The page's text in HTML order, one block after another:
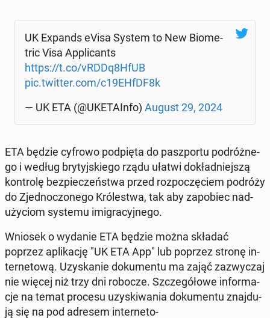
UK Expands eVisa System to New Bio­me­
tric Visa Ap­pli­cants
https://t.co/vRDDq8HfUB
pic.twitter.com/c19EHfDF8k
— UK ETA (@UKE­TA­In­fo) August 29, 2024
ETA będzie cyfrowo pod­pię­ta do pasz­por­tu po­dróż­ne­
go i według bry­tyj­skie­go rządu ułatwi do­kład­niej­szą
kon­tro­lę bez­pie­czeń­stwa przed roz­po­czę­ciem podróży
do Zjed­no­czo­ne­go Kró­le­stwa, tak aby za­po­biec nad­
uży­ciom systemu imi­gra­cyj­ne­go.
Wniosek o wydanie ETA będzie można składać
poprzez apli­ka­cję "UK ETA App" lub poprzez stronę in­
ter­ne­to­wą. Uzy­ska­nie do­ku­men­tu ma zająć za­zwy­czaj
nie więcej niż trzy dni robocze. Szcze­gó­ło­we in­for­ma­
cje na temat procesu uzy­ski­wa­nia do­ku­men­tu znaj­du­
ją się na pod adresem in­ter­ne­to­